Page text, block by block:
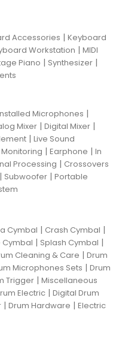
Accessories | Keyboard
Workstation | MIDI
Piano | Synthesizer |
Microphones |
Mixer | Digital Mixer |
| Live Sound
| Earphone | In
Processing | Crossovers
| Subwoofer | Portable
Cymbal | Crash Cymbal |
Cymbal | Splash Cymbal |
Cleaning & Care | Drum
Microphones Sets | Drum
Trigger | Miscellaneous
Electric | Digital Drum
| Drum Hardware | Electric